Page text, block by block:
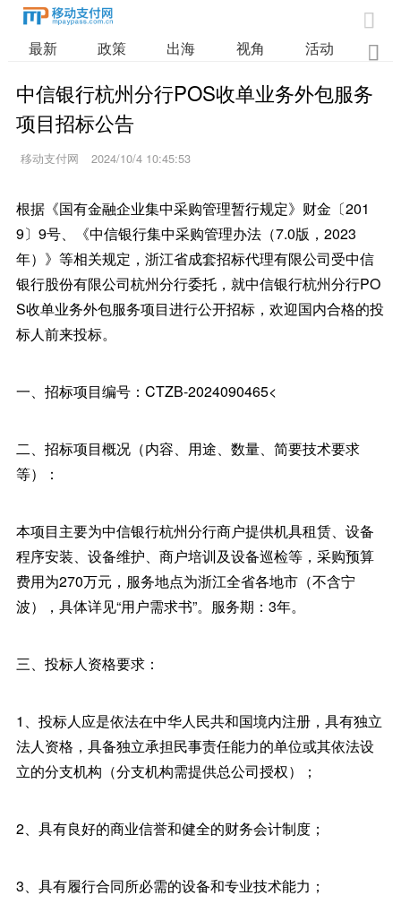

最新 政策 出海 视角 活动 业

中信银行杭州分行POS收单业务外包服务
项目招标公告
移动支付网 2024/10/4 10:45:53
根据《国有金融企业集中采购管理暂行规定》财金〔201
9〕9号、《中信银行集中采购管理办法（7.0版，2023
年）》等相关规定，浙江省成套招标代理有限公司受中信
银行股份有限公司杭州分行委托，就中信银行杭州分行PO
S收单业务外包服务项目进行公开招标，欢迎国内合格的投
标人前来投标。
一、招标项目编号：CTZB-2024090465<
二、招标项目概况（内容、用途、数量、简要技术要求
等）：
本项目主要为中信银行杭州分行商户提供机具租赁、设备
程序安装、设备维护、商户培训及设备巡检等，采购预算
费用为270万元，服务地点为浙江全省各地市（不含宁
波），具体详见“用户需求书”。服务期：3年。
三、投标人资格要求：
1、投标人应是依法在中华人民共和国境内注册，具有独立
法人资格，具备独立承担民事责任能力的单位或其依法设
立的分支机构（分支机构需提供总公司授权）；
2、具有良好的商业信誉和健全的财务会计制度；
3、具有履行合同所必需的设备和专业技术能力；